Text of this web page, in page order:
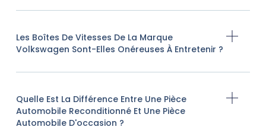
Les Boîtes De Vitesses De La Marque
Volkswagen Sont-Elles Onéreuses À Entretenir ?
Quelle Est La Différence Entre Une Pièce
Automobile Reconditionné Et Une Pièce
Automobile D'occasion ?